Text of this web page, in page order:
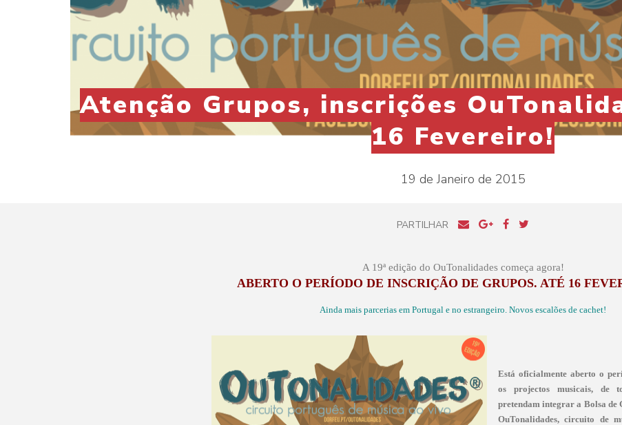
Atenção Grupos, inscrições
16 Fevereiro!
19 de Janeiro de 2015
PARTILHAR
A 19ª edição do OuTonalidades começa agora!
ABERTO O PERÍODO DE INSCRIÇÃO DE GRUPOS. ATÉ 16
Ainda mais parcerias em Portugal e no estrangeiro. Novos escalões de cachet!
Está oficialmente aberto o
os projectos musicais, de
pretendam integrar a Bolsa de
OuTonalidades, circuito de